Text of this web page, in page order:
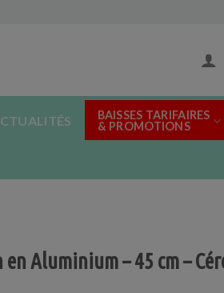
BAISSES TARIFAIRES
& PROMOTIONS
Aluminium – 45 cm –